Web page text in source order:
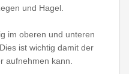
und Hagel.
im oberen und unteren
ist wichtig damit der
aufnehmen kann.